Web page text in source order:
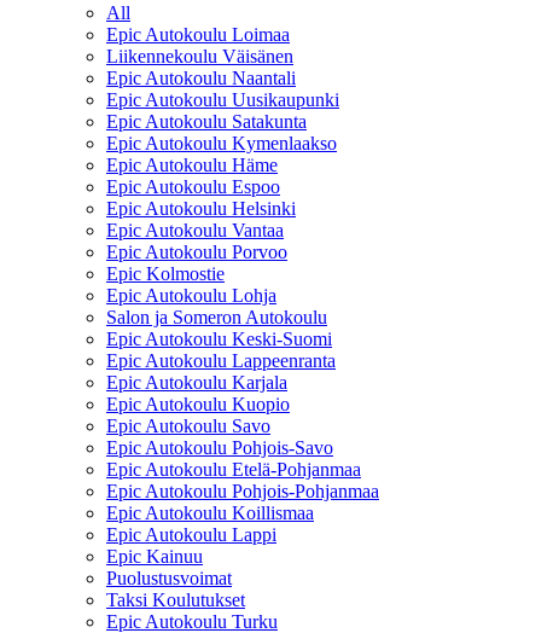
All
Epic Autokoulu Loimaa
Liikennekoulu Väisänen
Epic Autokoulu Naantali
Epic Autokoulu Uusikaupunki
Epic Autokoulu Satakunta
Epic Autokoulu Kymenlaakso
Epic Autokoulu Häme
Epic Autokoulu Espoo
Epic Autokoulu Helsinki
Epic Autokoulu Vantaa
Epic Autokoulu Porvoo
Epic Kolmostie
Epic Autokoulu Lohja
Salon ja Someron Autokoulu
Epic Autokoulu Keski-Suomi
Epic Autokoulu Lappeenranta
Epic Autokoulu Karjala
Epic Autokoulu Kuopio
Epic Autokoulu Savo
Epic Autokoulu Pohjois-Savo
Epic Autokoulu Etelä-Pohjanmaa
Epic Autokoulu Pohjois-Pohjanmaa
Epic Autokoulu Koillismaa
Epic Autokoulu Lappi
Epic Kainuu
Puolustusvoimat
Taksi Koulutukset
Epic Autokoulu Turku